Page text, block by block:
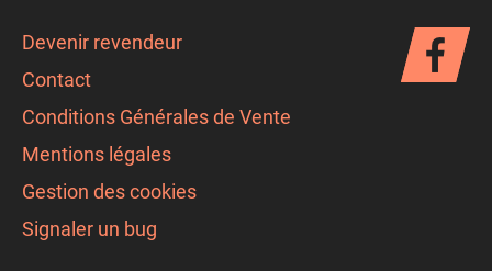
Devenir revendeur
Contact
Conditions Générales de Vente
Mentions légales
Gestion des cookies
Signaler un bug